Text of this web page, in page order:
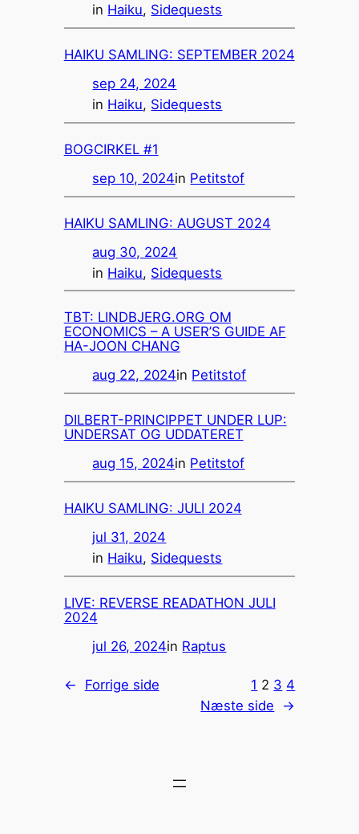
in Haiku, Sidequests
HAIKU SAMLING: SEPTEMBER 2024
sep 24, 2024
in Haiku, Sidequests
BOGCIRKEL #1
sep 10, 2024in Petitstof
HAIKU SAMLING: AUGUST 2024
aug 30, 2024
in Haiku, Sidequests
TBT: LINDBJERG.ORG OM
ECONOMICS – A USER’S GUIDE AF
HA-JOON CHANG
aug 22, 2024in Petitstof
DILBERT-PRINCIPPET UNDER LUP:
UNDERSAT OG UDDATERET
aug 15, 2024in Petitstof
HAIKU SAMLING: JULI 2024
jul 31, 2024
in Haiku, Sidequests
LIVE: REVERSE READATHON JULI
2024
jul 26, 2024in Raptus
← Forrige side 1 2 3 4
Næste side
→